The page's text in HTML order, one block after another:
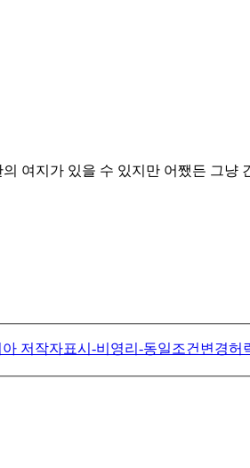
여지가 있을 수 있지만 어쨌든 그냥
저작자표시-비영리-동일조건변경허